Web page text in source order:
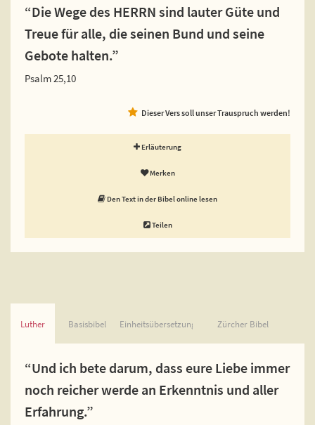
“Die Wege des HERRN sind lauter Güte und
Treue für alle, die seinen Bund und seine
Gebote halten.”
Psalm 25,10
Dieser Vers soll unser Trauspruch werden!
Erläuterung
Merken
Den Text in der Bibel online lesen
Teilen
Luther Basisbibel Einheitsübersetzung Zürcher Bibel
“Und ich bete darum, dass eure Liebe immer
noch reicher werde an Erkenntnis und aller
Erfahrung.”